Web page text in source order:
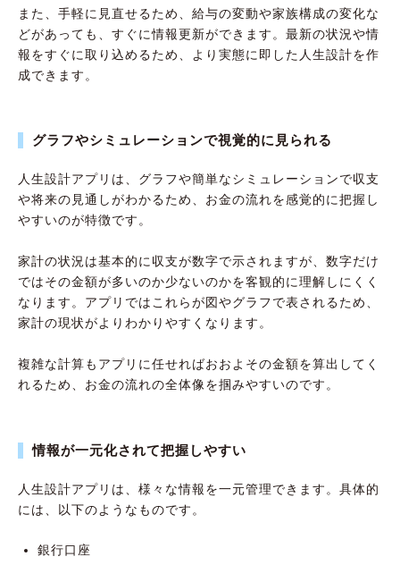
また、手軽に見直せるため、給与の変動や家族構成の変化な
どがあっても、すぐに情報更新ができます。最新の状況や情
報をすぐに取り込めるため、より実態に即した人生設計を作
成できます。
グラフやシミュレーションで視覚的に見られる
人生設計アプリは、グラフや簡単なシミュレーションで収支
や将来の見通しがわかるため、お金の流れを感覚的に把握し
やすいのが特徴です。
家計の状況は基本的に収支が数字で示されますが、数字だけ
ではその金額が多いのか少ないのかを客観的に理解しにくく
なります。アプリではこれらが図やグラフで表されるため、
家計の現状がよりわかりやすくなります。
複雑な計算もアプリに任せればおおよその金額を算出してく
れるため、お金の流れの全体像を掴みやすいのです。
情報が一元化されて把握しやすい
人生設計アプリは、様々な情報を一元管理できます。具体的
には、以下のようなものです。
銀行口座